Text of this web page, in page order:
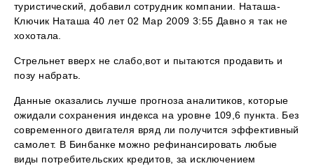
туристический, добавил сотрудник компании. Наташа-
Ключик Наташа 40 лет 02 Мар 2009 3:55 Давно я так не
хохотала.
Стрельнет вверх не слабо,вот и пытаются продавить и
позу набрать.
Данные оказались лучше прогноза аналитиков, которые
ожидали сохранения индекса на уровне 109,6 пункта. Без
современного двигателя вряд ли получится эффективный
самолет. В Бинбанке можно рефинансировать любые
виды потребительских кредитов, за исключением